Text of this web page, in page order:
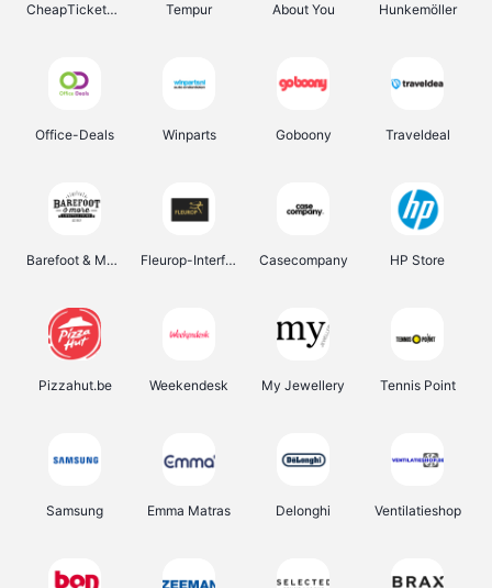
CheapTickets.be Tempur About You Hunkemöller
Office-Deals Winparts Goboony Traveldeal
Barefoot & More Fleurop-Interflora Casecompany HP Store
Pizzahut.be Weekendesk My Jewellery Tennis Point
Samsung Emma Matras Delonghi Ventilatieshop